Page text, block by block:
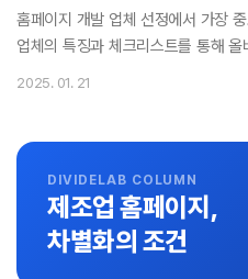
홈페이지 개발 업체 선정에서 가장
업체의 특징과 체크리스트를 통해
2025. 01. 21
DIVIDELAB COLUMN
제조업 홈페이지,
차별화의 조건